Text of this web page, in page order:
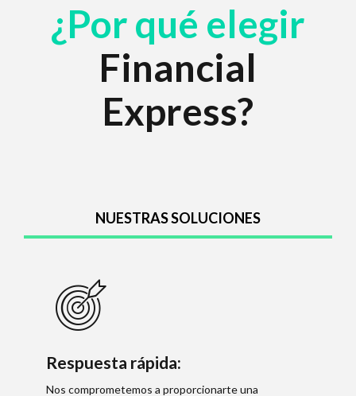
¿Por qué elegir
Financial
Express?
NUESTRAS SOLUCIONES
Respuesta rápida:
Nos comprometemos a proporcionarte una